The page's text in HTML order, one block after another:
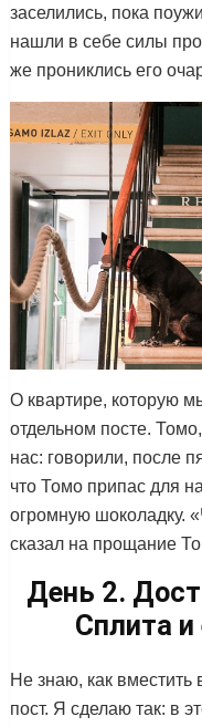
заселились, пока
нашли в себе силы
же прониклись его
О квартире, которую
отдельном посте.
нас: говорили, после
что Томо припас для
огромную шоколадку.
сказал на прощание
День 2.
Сплита и
Не знаю, как вместить
пост. Я сделаю так: в